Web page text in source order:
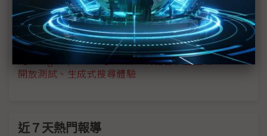
【Google I/O 2023】：Pixel Fold挑戰三星折疊機霸
主地位
【Google I/O 2023】：新一代語言模型登場、Bard
開放測試、生成式搜尋體驗
近７天熱門報導